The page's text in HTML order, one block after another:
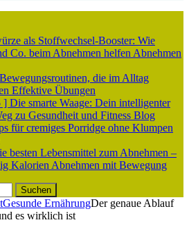
als Stoffwechsel-Booster: Wie
Co. beim Abnehmen helfen Abnehmen
die im Alltag
Effektive Übungen
] Die smarte Waage: Dein intelligenter
zu Gesundheit und Fitness Blog
für cremiges Porridge ohne Klumpen
besten Lebensmittel zum Abnehmen –
Kalorien Abnehmen mit Bewegung
Gesunde ErnährungDer genaue Ablauf
es wirklich ist